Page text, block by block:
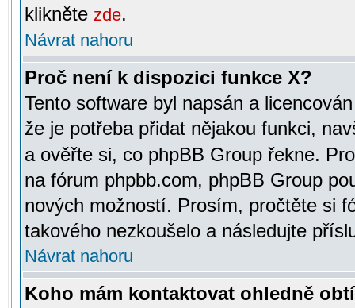
klikněte zde.
Návrat nahoru
Proč není k dispozici funkce X?
Tento software byl napsán a
že je potřeba přidat nějakou funkci,
a ověřte si, co phpBB Group řekne.
na fórum phpbb.com, phpBB Group
nových možností. Prosím, pročtěte si
takového nezkoušelo a následujte
Návrat nahoru
Koho mám kontaktovat ohledně